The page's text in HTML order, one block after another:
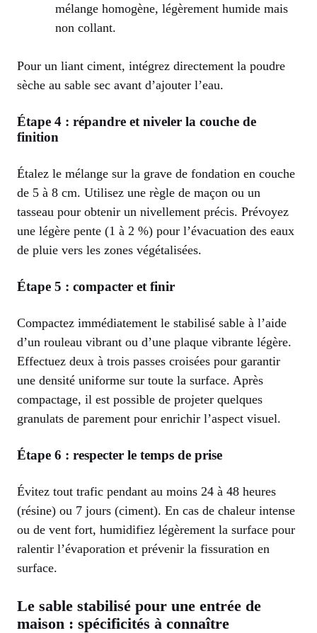
mélange homogène, légèrement humide mais
non collant.
Pour un liant ciment, intégrez directement la poudre
sèche au sable sec avant d’ajouter l’eau.
Étape 4 : répandre et niveler la couche de
finition
Étalez le mélange sur la grave de fondation en couche
de 5 à 8 cm. Utilisez une règle de maçon ou un
tasseau pour obtenir un nivellement précis. Prévoyez
une légère pente (1 à 2 %) pour l’évacuation des eaux
de pluie vers les zones végétalisées.
Étape 5 : compacter et finir
Compactez immédiatement le stabilisé sable à l’aide
d’un rouleau vibrant ou d’une plaque vibrante légère.
Effectuez deux à trois passes croisées pour garantir
une densité uniforme sur toute la surface. Après
compactage, il est possible de projeter quelques
granulats de parement pour enrichir l’aspect visuel.
Étape 6 : respecter le temps de prise
Évitez tout trafic pendant au moins 24 à 48 heures
(résine) ou 7 jours (ciment). En cas de chaleur intense
ou de vent fort, humidifiez légèrement la surface pour
ralentir l’évaporation et prévenir la fissuration en
surface.
Le sable stabilisé pour une entrée de
maison : spécificités à connaître